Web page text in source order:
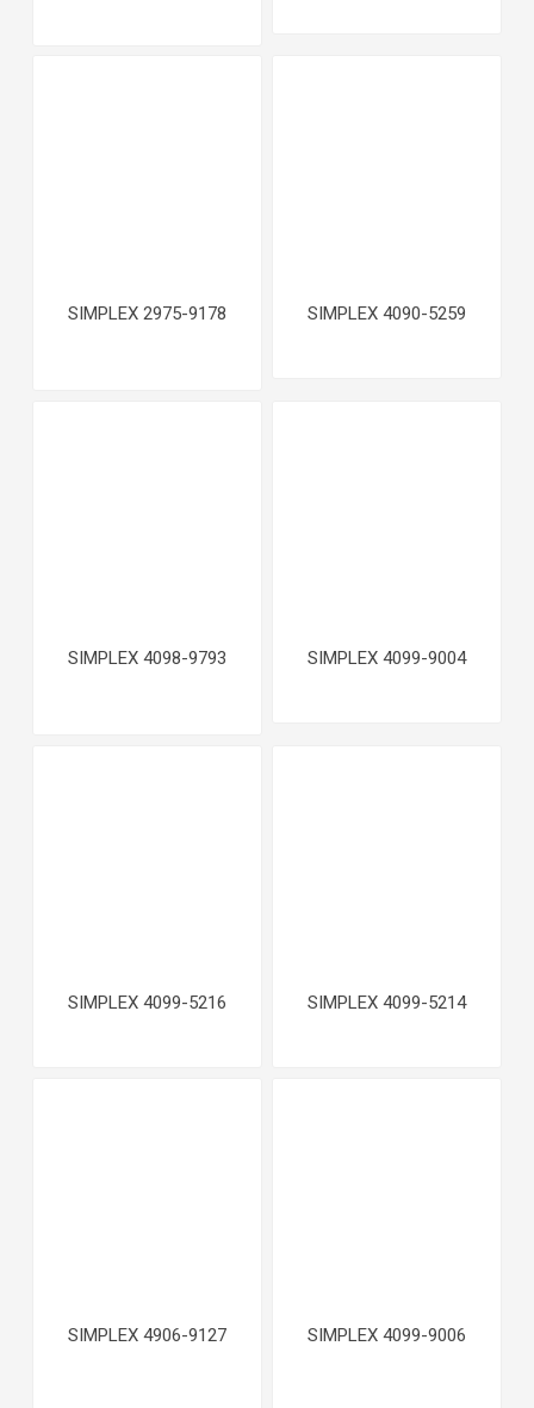
SIMPLEX 2975-9178 SIMPLEX 4090-5259
SIMPLEX 4098-9793 SIMPLEX 4099-9004
SIMPLEX 4099-5216 SIMPLEX 4099-5214
SIMPLEX 4906-9127 SIMPLEX 4099-9006